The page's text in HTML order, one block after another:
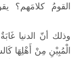
القومُ كلامَهم؟
وذلك أنّ الدنيا
الْمُبِيْنِ مِنْ أَهْلِهَا